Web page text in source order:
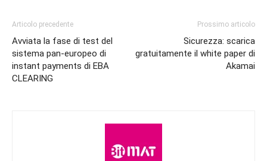
Articolo precedente
Avviata la fase di test del
sistema pan-europeo di
instant payments di EBA
CLEARING
Prossimo articolo
Sicurezza: scarica
gratuitamente il white paper di
Akamai